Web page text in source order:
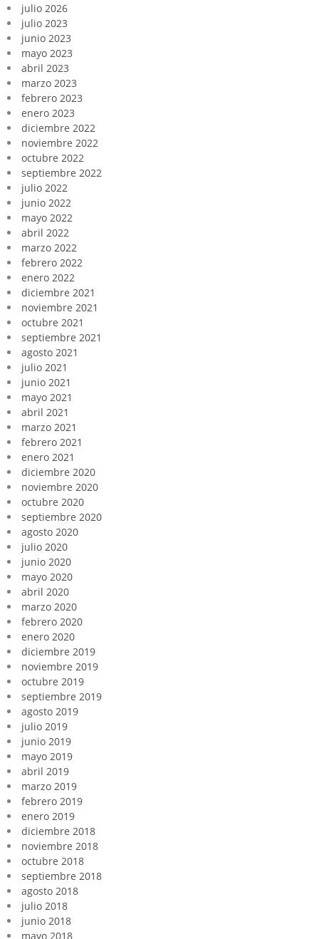
julio 2026
julio 2023
junio 2023
mayo 2023
abril 2023
marzo 2023
febrero 2023
enero 2023
diciembre 2022
noviembre 2022
octubre 2022
septiembre 2022
julio 2022
junio 2022
mayo 2022
abril 2022
marzo 2022
febrero 2022
enero 2022
diciembre 2021
noviembre 2021
octubre 2021
septiembre 2021
agosto 2021
julio 2021
junio 2021
mayo 2021
abril 2021
marzo 2021
febrero 2021
enero 2021
diciembre 2020
noviembre 2020
octubre 2020
septiembre 2020
agosto 2020
julio 2020
junio 2020
mayo 2020
abril 2020
marzo 2020
febrero 2020
enero 2020
diciembre 2019
noviembre 2019
octubre 2019
septiembre 2019
agosto 2019
julio 2019
junio 2019
mayo 2019
abril 2019
marzo 2019
febrero 2019
enero 2019
diciembre 2018
noviembre 2018
octubre 2018
septiembre 2018
agosto 2018
julio 2018
junio 2018
mayo 2018